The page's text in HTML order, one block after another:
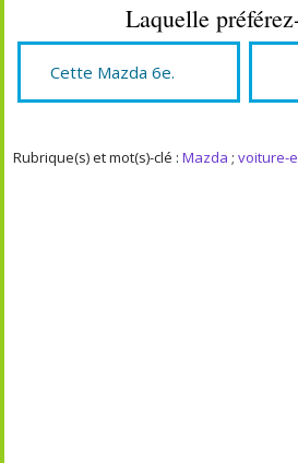
Laquelle
Cette Mazda 6e.
Rubrique(s) et mot(s)-clé :Mazda ;voiture-